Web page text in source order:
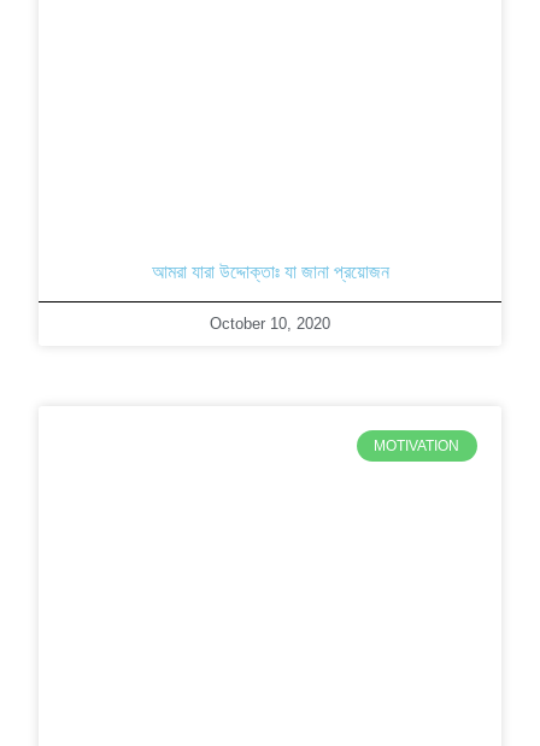
আমরা যারা উদ্দোক্তাঃ যা জানা প্রয়োজন
October 10, 2020
MOTIVATION